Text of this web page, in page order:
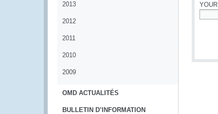
2013
2012
2011
2010
2009
OMD ACTUALITÉS
BULLETIN D’INFORMATION